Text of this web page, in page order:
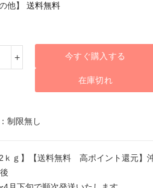
他】 送料無料
+ 今すぐ購入する
在庫切れ
制限無し
2ｋｇ】【送料無料 高ポイント還元